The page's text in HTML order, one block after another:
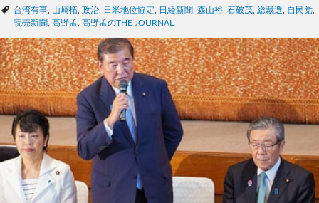
テ
ゴ
ー
タ
グ
台湾有事 山崎拓 政治 日米地位協定 日経新聞 森山裕 石破茂 総裁選 自民党
読売新聞 高野孟 高野孟のTHE JOURNAL